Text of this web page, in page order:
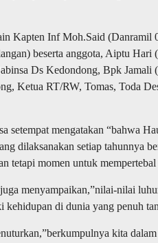
Kapten Inf Moh.Said (Danramil
beserta anggota, Aiptu Hari
Ds Kedondong, Bpk Jamali
Ketua RT/RW, Tomas, Toda
setempat mengatakan “bahwa
dilaksanakan setiap tahunnya
tetapi momen untuk
menyampaikan,”nilai-nilai
di dunia yang penuh
kita